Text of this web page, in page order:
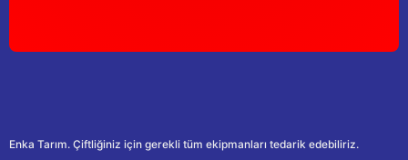
Enka Tarım. Çiftliğiniz için gerekli tüm ekipmanları tedarik edebiliriz.